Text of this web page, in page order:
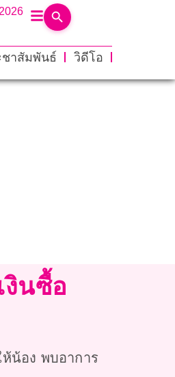
ชาสัมพันธ์
วิดีโอ
งินซื้อ
น้อง พบอาการ